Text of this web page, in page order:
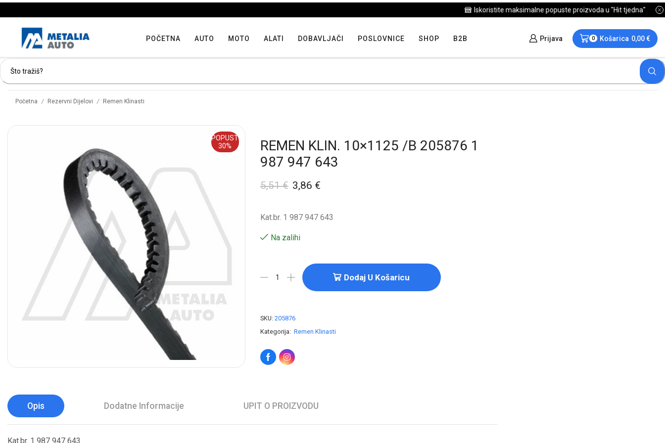
POČETNA AUTO MOTO ALATI DOBAVLJAČI POSLOVNICE SHOP B2B Prijava 0 Košarica 0,00€
Početna / Rezervni Dijelovi / Remen Klinasti
POPUST
30%
REMEN KLIN. 10×1125 /B 205876 1
987 947 643
5,51€ 3,86 €
Kat.br. 1 987 947 643
Na zalihi
Dodaj U Košaricu
SKU: 205876
Kategorija: Remen Klinasti
Opis Dodatne Informacije UPIT O PROIZVODU
Kat.br. 1 987 947 643